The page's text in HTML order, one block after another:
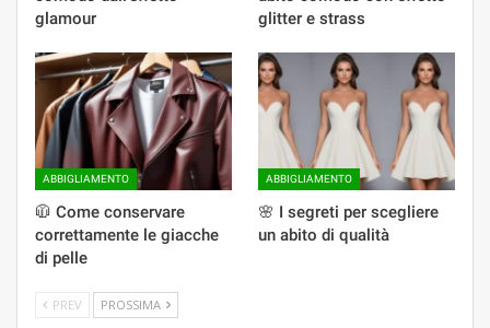
glamour
glitter e strass
ABBIGLIAMENTO
🧥 Come conservare
correttamente le giacche
di pelle
ABBIGLIAMENTO
🌸 I segreti per scegliere
un abito di qualità
PREV PROSSIMA